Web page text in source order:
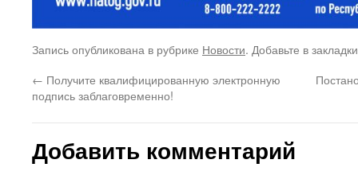
Запись опубликована в рубрике Новости. Добавьте в
← Получите квалифицированную электронную
подпись заблаговременно!
Добавить комментарий